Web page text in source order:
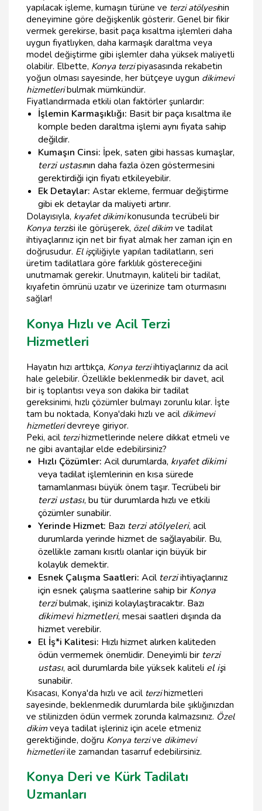
yapılacak işleme, kumaşın türüne ve terzi atölyesinin
deneyimine göre değişkenlik gösterir. Genel bir fikir
vermek gerekirse, basit paça kısaltma işlemleri daha
uygun fiyatlıyken, daha karmaşık daraltma veya
model değiştirme gibi işlemler daha yüksek maliyetli
olabilir. Elbette, Konya terzipiyasasında rekabetin
yoğun olması sayesinde, her bütçeye uygun dikimevi
hizmetleribulmak mümkündür.
Fiyatlandırmada etkili olan faktörler şunlardır:
İşlemin Karmaşıklığı: Basit bir paça kısaltma ile
komple beden daraltma işlemi aynı fiyata sahip
değildir.
Kumaşın Cinsi: İpek, saten gibi hassas kumaşlar,
terzi ustasının daha fazla özen göstermesini
gerektirdiği için fiyatı etkileyebilir.
Ek Detaylar: Astar ekleme, fermuar değiştirme
gibi ek detaylar da maliyeti artırır.
Dolayısıyla, kıyafet dikimikonusunda tecrübeli bir
Konya terzisi ile görüşerek, özel dikim ve tadilat
ihtiyaçlarınız için net bir fiyat almak her zaman için en
doğrusudur. El işçiliğiyle yapılan tadilatların, seri
üretim tadilatlara göre farklılık göstereceğini
unutmamak gerekir. Unutmayın, kaliteli bir tadilat,
kıyafetin ömrünü uzatır ve üzerinize tam oturmasını
sağlar!
Konya Hızlı ve Acil Terzi
Hizmetleri
Hayatın hızı arttıkça, Konya terziihtiyaçlarınız da acil
hale gelebilir. Özellikle beklenmedik bir davet, acil
bir iş toplantısı veya son dakika bir tadilat
gereksinimi, hızlı çözümler bulmayı zorunlu kılar. İşte
tam bu noktada, Konya'daki hızlı ve acil dikimevi
hizmetleridevreye giriyor.
Peki, acil terzihizmetlerinde nelere dikkat etmeli ve
ne gibi avantajlar elde edebilirsiniz?
Hızlı Çözümler: Acil durumlarda, kıyafet dikimi
veya tadilat işlemlerinin en kısa sürede
tamamlanması büyük önem taşır. Tecrübeli bir
terzi ustası, bu tür durumlarda hızlı ve etkili
çözümler sunabilir.
Yerinde Hizmet: Bazı terzi atölyeleri, acil
durumlarda yerinde hizmet de sağlayabilir. Bu,
özellikle zamanı kısıtlı olanlar için büyük bir
kolaylık demektir.
Esnek Çalışma Saatleri: Acil terziihtiyaçlarınız
için esnek çalışma saatlerine sahip bir Konya
terzibulmak, işinizi kolaylaştıracaktır. Bazı
dikimevi hizmetleri, mesai saatleri dışında da
hizmet verebilir.
El İş*i Kalitesi: Hızlı hizmet alırken kaliteden
ödün vermemek önemlidir. Deneyimli bir terzi
ustası, acil durumlarda bile yüksek kaliteli el işi
sunabilir.
Kısacası, Konya'da hızlı ve acil terzihizmetleri
sayesinde, beklenmedik durumlarda bile şıklığınızdan
ve stilinizden ödün vermek zorunda kalmazsınız. Özel
dikim veya tadilat işleriniz için acele etmeniz
gerektiğinde, doğru Konya terzive dikimevi
hizmetleriile zamandan tasarruf edebilirsiniz.
Konya Deri ve Kürk Tadilatı
Uzmanları